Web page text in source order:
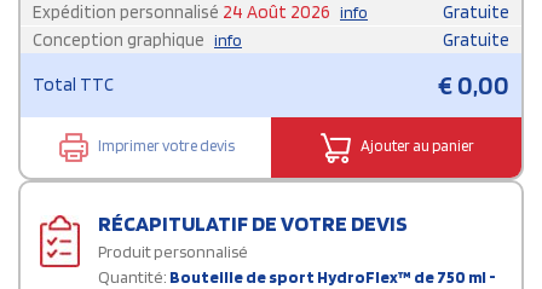
Expédition personnalisé 24 Août 2026 info
Gratuite
Conception graphique info Gratuite
Total TTC €0,00
Imprimer votre devis Ajouter au panier
RÉCAPITULATIF DE VOTRE DEVIS
Produit personnalisé
Quantité: Bouteille de sport HydroFlex™ de 750 ml -